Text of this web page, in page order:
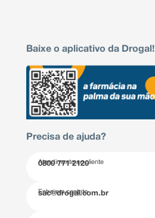
Baixe o aplicativo da Drogal!
Precisa de ajuda?
Atendimento ao cliente
0800 771 2120
Entre em contato
sac@drogal.com.br